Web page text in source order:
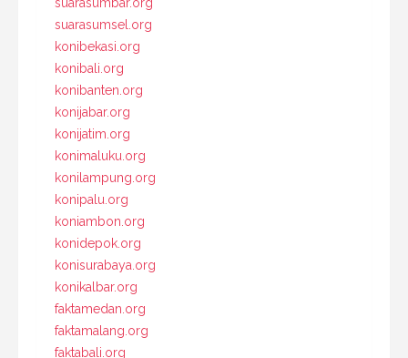
suarasumsel.org
konibekasi.org
konibali.org
konibanten.org
konijabar.org
konijatim.org
konimaluku.org
konilampung.org
konipalu.org
koniambon.org
konidepok.org
konisurabaya.org
konikalbar.org
faktamedan.org
faktamalang.org
faktabali.org